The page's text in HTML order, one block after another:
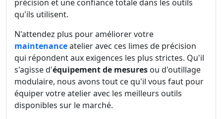
précision et une confiance totale dans les outils
qu'ils utilisent.
N'attendez plus pour améliorer votre
maintenanceatelier avec ces limes de précision
qui répondent aux exigences les plus strictes. Qu'il
s'agisse d'équipement de mesures ou d'outillage
modulaire, nous avons tout ce qu'il vous faut pour
équiper votre atelier avec les meilleurs outils
disponibles sur le marché.